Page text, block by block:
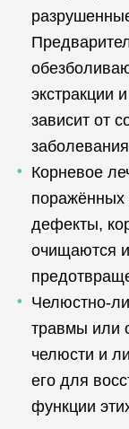
экстракции
зависит от
Корневое
дефекты,
очищаются
Челюстно-
травмы или
челюсти и
его для
функции